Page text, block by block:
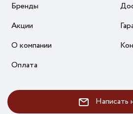
Бренды
Акции
О компании
Оплата
Написать